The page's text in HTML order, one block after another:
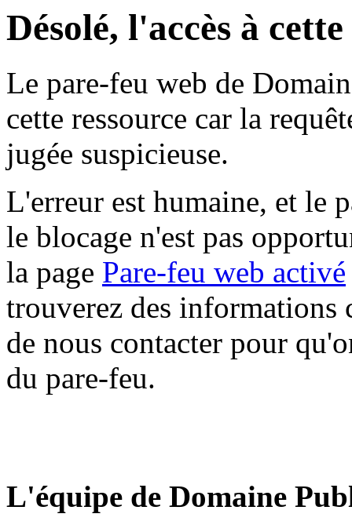
Désolé, l'accès à
Le pare-feu web de
cette ressource car la
jugée suspicieuse.
L'erreur est humaine, et le
le blocage n'est pas
la page Pare-feu web activé
trouverez des informations
de nous contacter pour
du pare-feu.
L'équipe de Domaine